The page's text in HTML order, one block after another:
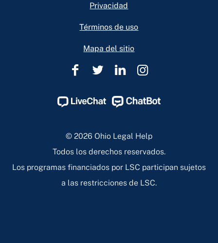
Privacidad
Términos de uso
Mapa del sitio
Ohio
Help
Page
Ohio
Help
Page
Ohio
Help
Page
Ohio
Help
Page
© 2026 Ohio Legal Help
Todos los derechos reservados.
Los programas financiados por LSC participan sujetos
a las restricciones de LSC.